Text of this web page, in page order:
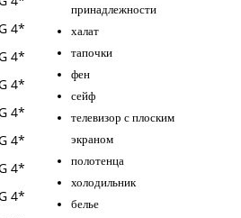
принадлежности
халат
тапочки
фен
сейф
телевизор с плоским
экраном
полотенца
холодильник
белье